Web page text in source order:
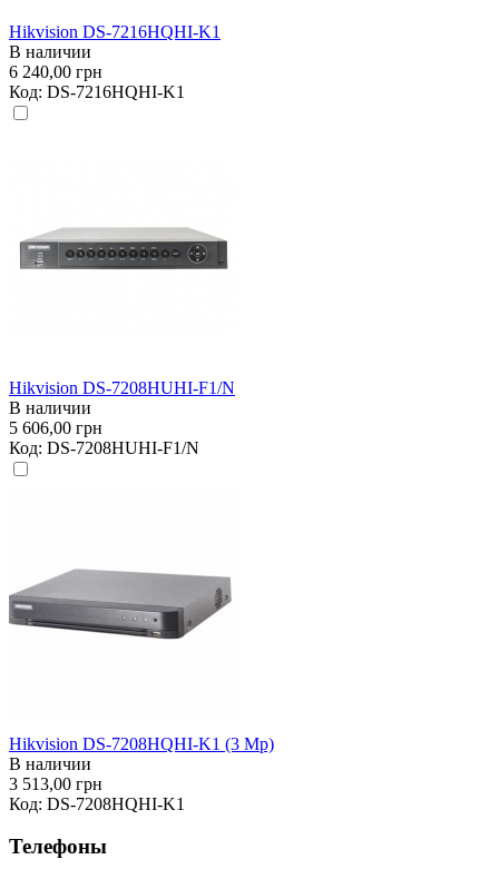
Hikvision DS-7216HQHI-K1
В наличии
6 240,00 грн
Код: DS-7216HQHI-K1
Hikvision DS-7208HUHI-F1/N
В наличии
5 606,00 грн
Код: DS-7208HUHI-F1/N
Hikvision DS-7208HQHI-K1 (3 Mp)
В наличии
3 513,00 грн
Код: DS-7208HQHI-K1
Телефоны